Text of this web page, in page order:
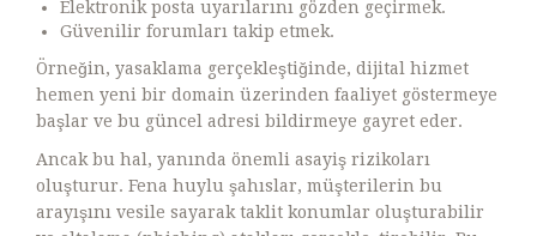
Elektronik posta uyarılarını gözden geçirmek.
Güvenilir forumları takip etmek.
Örneğin, yasaklama gerçekleştiğinde, dijital hizmet
hemen yeni bir domain üzerinden faaliyet göstermeye
başlar ve bu güncel adresi bildirmeye gayret eder.
Ancak bu hal, yanında önemli asayiş rizikoları
oluşturur. Fena huylu şahıslar, müşterilerin bu
arayışını vesile sayarak taklit konumlar oluşturabilir